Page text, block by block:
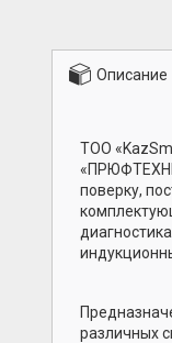
Описание
ТОО
поверку,
различных